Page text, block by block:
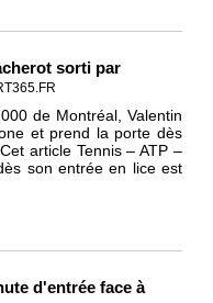
sorti par
de Montréal, Valentin
et prend la porte dès
article Tennis – ATP –
son entrée en lice est
d'entrée face à